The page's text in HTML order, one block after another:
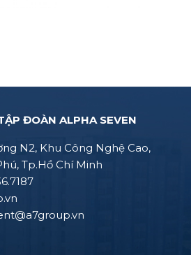
ĐOÀN ALPHA SEVEN
N2, Khu Công Nghệ Cao,
Tp.Hồ Chí Minh